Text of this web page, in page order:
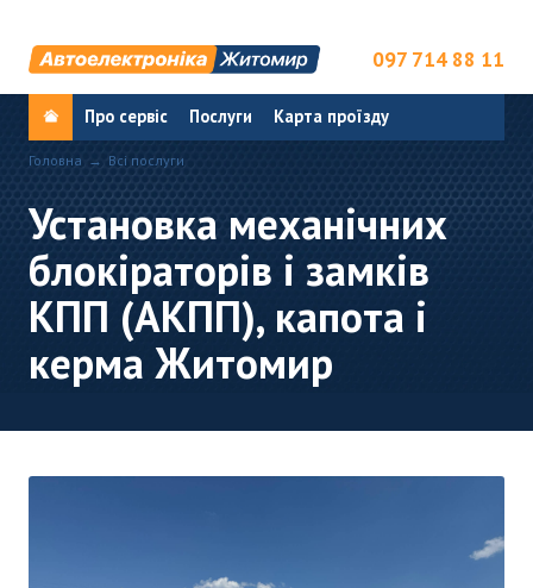
097 714 88 11
Про сервіс Послуги Карта проїзду
Головна Всі послуги
Установка механічних
блокіраторів і замків
КПП (АКПП), капота і
керма Житомир